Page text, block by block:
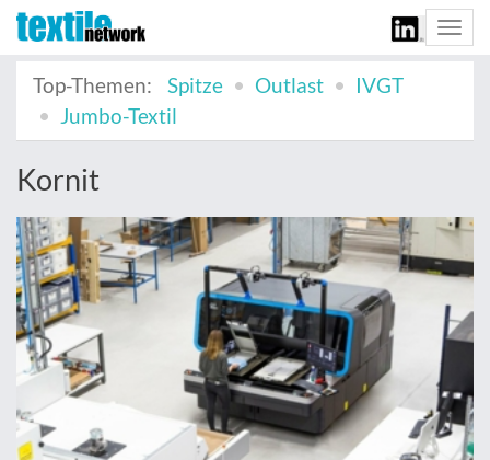
Top-Themen:
Spitze Outlast
IVGT
Jumbo-Textil
Kornit